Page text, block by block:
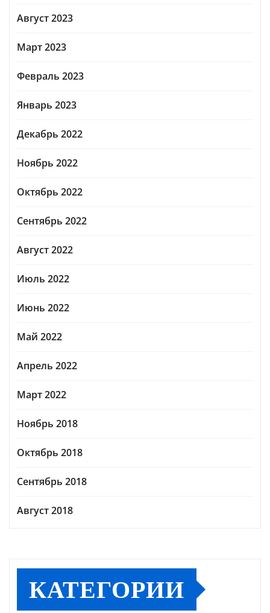
Август 2023
Март 2023
Февраль 2023
Январь 2023
Декабрь 2022
Ноябрь 2022
Октябрь 2022
Сентябрь 2022
Август 2022
Июль 2022
Июнь 2022
Май 2022
Апрель 2022
Март 2022
Ноябрь 2018
Октябрь 2018
Сентябрь 2018
Август 2018
КАТЕГОРИИ